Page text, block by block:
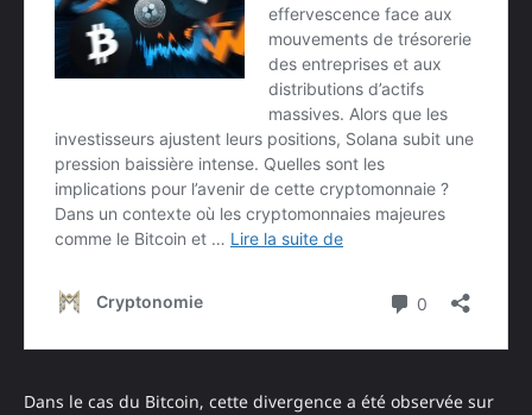
Dans le cas du Bitcoin, cette divergence a été observée sur